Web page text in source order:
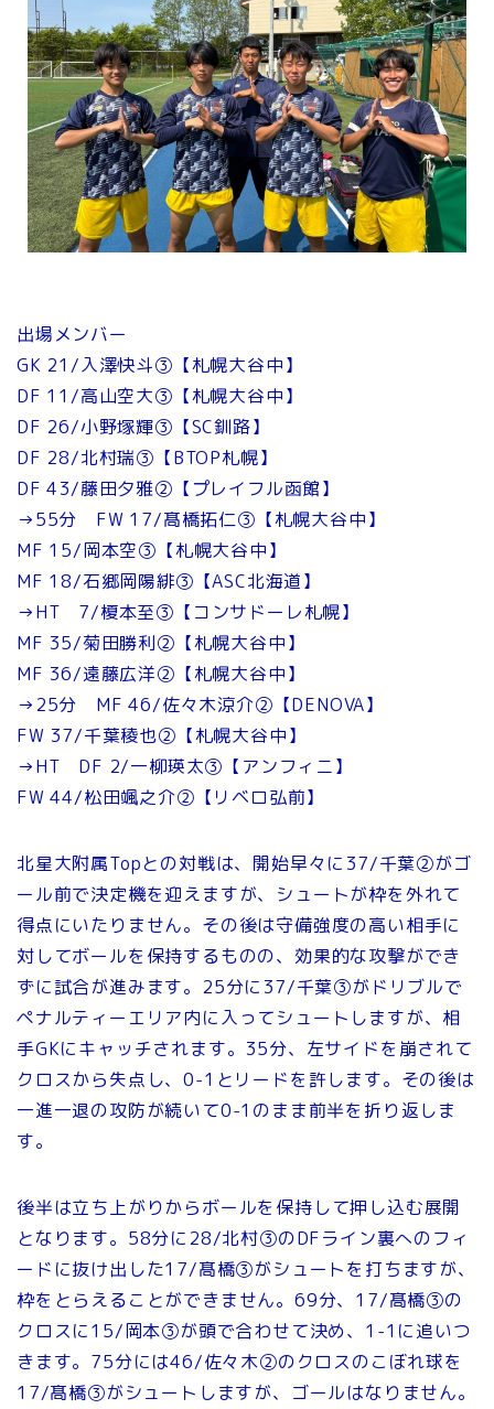
出場メンバー
GK 21/入澤快斗③【札幌大谷中】
DF 11/高山空大③【札幌大谷中】
DF 26/小野塚輝③【SC釧路】
DF 28/北村瑞③【BTOP札幌】
DF 43/藤田夕雅②【プレイフル函館】
→55分 FW 17/髙橋拓仁③【札幌大谷中】
MF 15/岡本空③【札幌大谷中】
MF 18/石郷岡陽緋③【ASC北海道】
→HT 7/榎本至③【コンサドーレ札幌】
MF 35/菊田勝利②【札幌大谷中】
MF 36/遠藤広洋②【札幌大谷中】
→25分 MF 46/佐々木涼介②【DENOVA】
FW 37/千葉稜也②【札幌大谷中】
→HT DF 2/一柳瑛太③【アンフィニ】
FW 44/松田颯之介②【リベロ弘前】
北星大附属Topとの対戦は、開始早々に37/千葉②がゴ
ール前で決定機を迎えますが、シュートが枠を外れて
得点にいたりません。その後は守備強度の高い相手に
対してボールを保持するものの、効果的な攻撃ができ
ずに試合が進みます。25分に37/千葉③がドリブルで
ペナルティーエリア内に入ってシュートしますが、相
手GKにキャッチされます。35分、左サイドを崩されて
クロスから失点し、0-1とリードを許します。その後は
一進一退の攻防が続いて0-1のまま前半を折り返しま
す。
後半は立ち上がりからボールを保持して押し込む展開
となります。58分に28/北村③のDFライン裏へのフィ
ードに抜け出した17/髙橋③がシュートを打ちますが、
枠をとらえることができません。69分、17/髙橋③の
クロスに15/岡本③が頭で合わせて決め、1-1に追いつ
きます。75分には46/佐々木②のクロスのこぼれ球を
17/髙橋③がシュートしますが、ゴールはなりません。